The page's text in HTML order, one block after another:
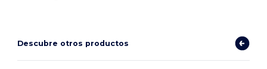
Descubre otros productos